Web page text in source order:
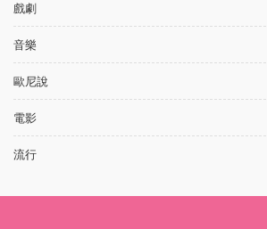
戲劇
音樂
歐尼說
電影
流行